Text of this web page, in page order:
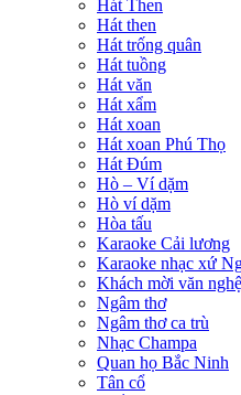
Hát Then
Hát then
Hát trống quân
Hát tuồng
Hát văn
Hát xẩm
Hát xoan
Hát xoan Phú Thọ
Hát Đúm
Hò – Ví dặm
Hò ví dặm
Hòa tấu
Karaoke Cải lương
Karaoke nhạc xứ
Khách mời văn
Ngâm thơ
Ngâm thơ ca trù
Nhạc Champa
Quan họ Bắc Ninh
Tân cổ